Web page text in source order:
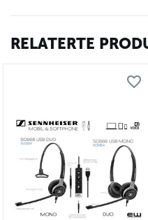
RELATERTE